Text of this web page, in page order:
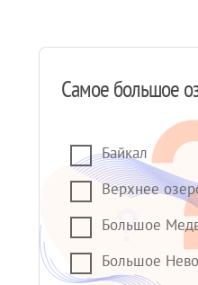
Самое большое
Байкал
Верхнее
Большое
Большое